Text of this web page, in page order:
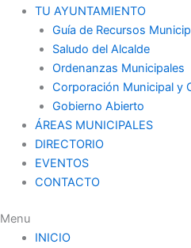
TU AYUNTAMIENTO
Guía de Recursos
Saludo del Alcalde
Ordenanzas Municipales
Corporación Municipal y
Gobierno Abierto
ÁREAS MUNICIPALES
DIRECTORIO
EVENTOS
CONTACTO
Menu
INICIO